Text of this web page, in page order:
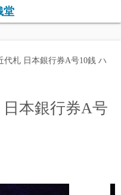
堂
札 日本銀行券A号10銭 ハ
本銀行券A号